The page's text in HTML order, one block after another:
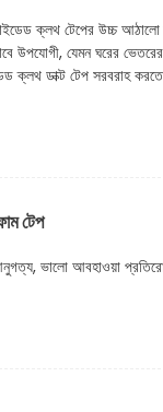
ক্লথ টেপের উচ্চ
উপযোগী, যেমন ঘরের
ডাক্ট টেপ সরবরাহ করতে
টেপ
ভালো আবহাওয়া